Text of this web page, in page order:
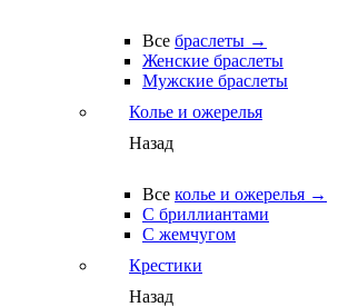
Все браслеты →
Женские браслеты
Мужские браслеты
Колье и ожерелья
Назад
Все колье и ожерелья →
С бриллиантами
С жемчугом
Крестики
Назад